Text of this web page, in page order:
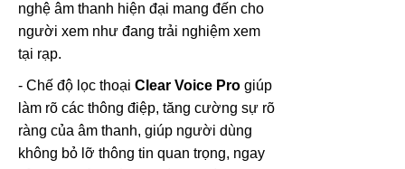
nghệ âm thanh hiện đại mang đến cho
người xem như đang trải nghiệm xem
tại rạp.
- Chế độ lọc thoại Clear Voice Pro giúp
làm rõ các thông điệp, tăng cường sự rõ
ràng của âm thanh, giúp người dùng
không bỏ lỡ thông tin quan trọng, ngay